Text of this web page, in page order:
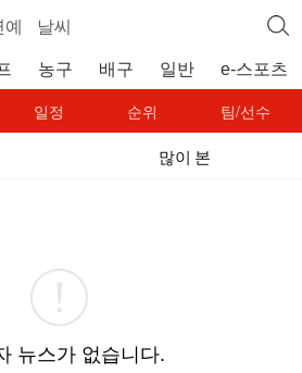
예 날씨
농구 배구 일반 e-스포츠
일정 순위 팀/선수
많이 본
뉴스가 없습니다.